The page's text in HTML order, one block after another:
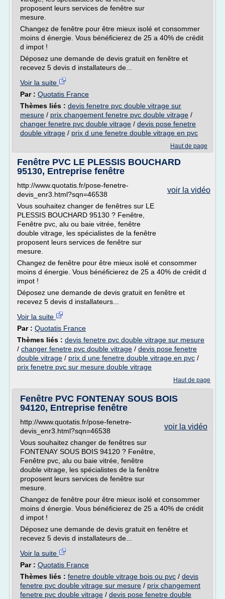
proposent leurs services de fenêtre sur
mesure.
Changez de fenêtre pour être mieux isolé et consommer
moins d énergie. Vous bénéficierez de 25 a 40% de crédit
d impot !
Déposez une demande de devis gratuit en fenêtre et
recevez 5 devis d installateurs de...
Voir la suite
Par : Quotatis France
Thèmes liés : devis fenetre pvc double vitrage sur
mesure / prix changement fenetre pvc double vitrage /
changer fenetre pvc double vitrage / devis pose fenetre
double vitrage / prix d une fenetre double vitrage en pvc
Haut de page
Fenêtre PVC LE PLESSIS BOUCHARD
95130, Entreprise fenêtre
voir la vidéo
http://www.quotatis.fr/pose-fenetre-
devis_enr3.html?sqn=46538
Vous souhaitez changer de fenêtres sur LE
PLESSIS BOUCHARD 95130 ? Fenêtre,
Fenêtre pvc, alu ou baie vitrée, fenêtre
double vitrage, les spécialistes de la fenêtre
proposent leurs services de fenêtre sur
mesure.
Changez de fenêtre pour être mieux isolé et consommer
moins d énergie. Vous bénéficierez de 25 a 40% de crédit d
impot !
Déposez une demande de devis gratuit en fenêtre et
recevez 5 devis d installateurs...
Voir la suite
Par : Quotatis France
Thèmes liés : devis fenetre pvc double vitrage sur mesure
/ changer fenetre pvc double vitrage / devis pose fenetre
double vitrage / prix d une fenetre double vitrage en pvc /
prix fenetre pvc sur mesure double vitrage
Haut de page
Fenêtre PVC FONTENAY SOUS BOIS
94120, Entreprise fenêtre
voir la vidéo
http://www.quotatis.fr/pose-fenetre-
devis_enr3.html?sqn=46538
Vous souhaitez changer de fenêtres sur
FONTENAY SOUS BOIS 94120 ? Fenêtre,
Fenêtre pvc, alu ou baie vitrée, fenêtre
double vitrage, les spécialistes de la fenêtre
proposent leurs services de fenêtre sur
mesure.
Changez de fenêtre pour être mieux isolé et consommer
moins d énergie. Vous bénéficierez de 25 a 40% de crédit
d impot !
Déposez une demande de devis gratuit en fenêtre et
recevez 5 devis d installateurs de...
Voir la suite
Par : Quotatis France
Thèmes liés : fenetre double vitrage bois ou pvc / devis
fenetre pvc double vitrage sur mesure / prix changement
fenetre pvc double vitrage / devis pose fenetre double